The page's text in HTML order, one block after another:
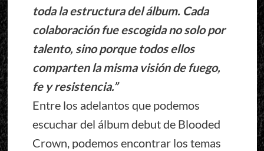
toda la estructura del álbum. Cada
colaboración fue escogida no solo por
talento, sino porque todos ellos
comparten la misma visión de fuego,
fe y resistencia.”
Entre los adelantos que podemos
escuchar del álbum debut de Blooded
Crown, podemos encontrar los temas